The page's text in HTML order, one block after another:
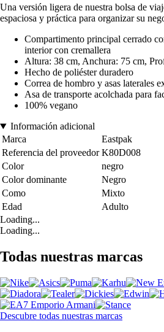
Una versión ligera de nuestra bolsa de
espaciosa y práctica para organizar su
Compartimento principal cerrado
interior con cremallera
Altura: 38 cm, Anchura: 75 cm,
Hecho de poliéster duradero
Correa de hombro y asas laterales
Asa de transporte acolchada para
100% vegano
Información adicional
Marca
Eastpak
Referencia del proveedor K80D008
Color
negro
Color dominante
Negro
Como
Mixto
Edad
Adulto
Loading...
Loading...
Todas nuestras marcas
Descubre todas nuestras marcas